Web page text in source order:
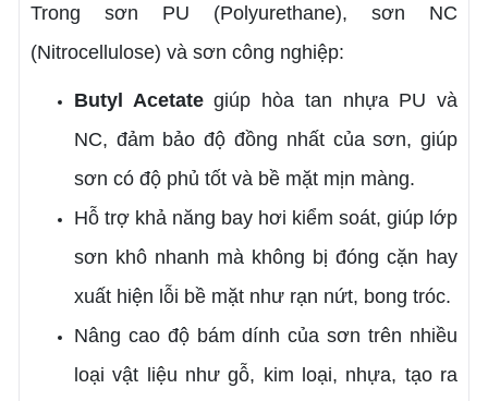
Trong sơn PU (Polyurethane), sơn NC
(Nitrocellulose) và sơn công nghiệp:
Butyl Acetategiúp hòa tan nhựa PU và
NC, đảm bảo độ đồng nhất của sơn, giúp
sơn có độ phủ tốt và bề mặt mịn màng.
Hỗ trợ khả năng bay hơi kiểm soát, giúp lớp
sơn khô nhanh mà không bị đóng cặn hay
xuất hiện lỗi bề mặt như rạn nứt, bong tróc.
Nâng cao độ bám dính của sơn trên nhiều
loại vật liệu như gỗ, kim loại, nhựa, tạo ra